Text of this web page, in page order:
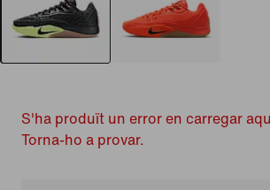
S'ha produït un error en carregar
Torna-ho a provar.